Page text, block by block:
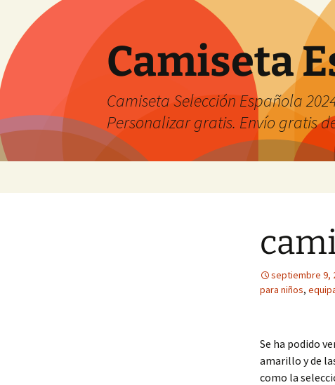
Camiseta
Camiseta Selección Española
Personalizar gratis. Envío gratis
septiembre 9,
para niños,
Se ha podido
amarillo y de
como la